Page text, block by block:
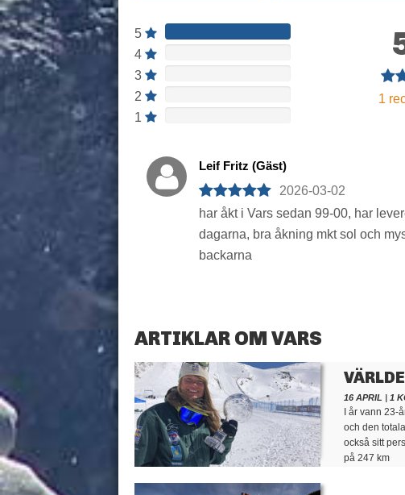
5
4
3
2
1
1
Leif Fritz (Gäst)
2026-03-02
har åkt i Vars sedan 99-00, har
dagarna, bra åkning mkt sol och
backarna
ARTIKLAR OM VARS
16 APRIL | 1
I år vann
och den
också sitt
på 247 km